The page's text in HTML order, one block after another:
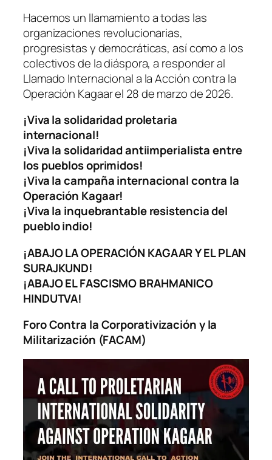
Hacemos un llamamiento a todas las
organizaciones revolucionarias,
progresistas y democráticas, así como a los
colectivos de la diáspora, a responder al
Llamado Internacional a la Acción contra la
Operación Kagaar el 28 de marzo de 2026.
¡Viva la solidaridad proletaria
internacional!
¡Viva la solidaridad antiimperialista entre
los pueblos oprimidos!
¡Viva la campaña internacional contra la
Operación Kagaar!
¡Viva la inquebrantable resistencia del
pueblo indio!
¡ABAJO LA OPERACIÓN KAGAAR Y EL PLAN
SURAJKUND!
¡ABAJO EL FASCISMO BRAHMANICO
HINDUTVA!
Foro Contra la Corporativización y la
Militarización (FACAM)